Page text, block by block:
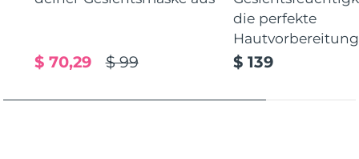
$ 99
$ 70,29
die perfekte
Hautvorbereitung
$ 139